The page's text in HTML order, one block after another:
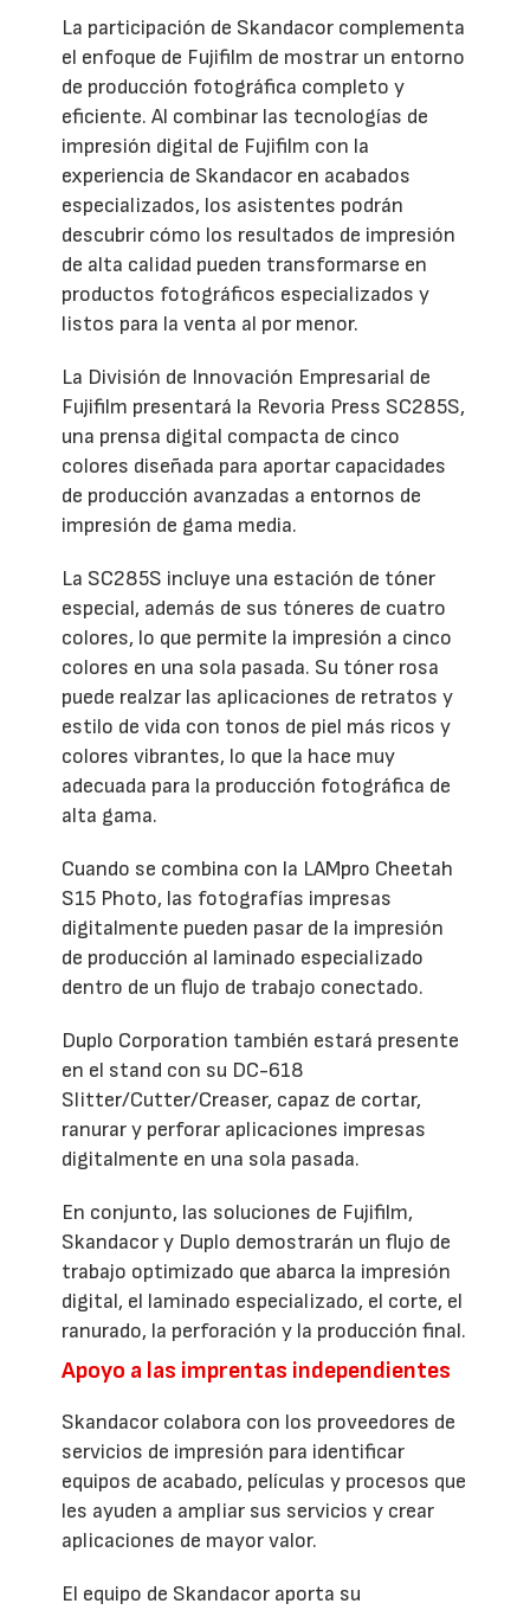
La participación de Skandacor complementa
el enfoque de Fujifilm de mostrar un entorno
de producción fotográfica completo y
eficiente. Al combinar las tecnologías de
impresión digital de Fujifilm con la
experiencia de Skandacor en acabados
especializados, los asistentes podrán
descubrir cómo los resultados de impresión
de alta calidad pueden transformarse en
productos fotográficos especializados y
listos para la venta al por menor.
La División de Innovación Empresarial de
Fujifilm presentará la Revoria Press SC285S,
una prensa digital compacta de cinco
colores diseñada para aportar capacidades
de producción avanzadas a entornos de
impresión de gama media.
La SC285S incluye una estación de tóner
especial, además de sus tóneres de cuatro
colores, lo que permite la impresión a cinco
colores en una sola pasada. Su tóner rosa
puede realzar las aplicaciones de retratos y
estilo de vida con tonos de piel más ricos y
colores vibrantes, lo que la hace muy
adecuada para la producción fotográfica de
alta gama.
Cuando se combina con la LAMpro Cheetah
S15 Photo, las fotografías impresas
digitalmente pueden pasar de la impresión
de producción al laminado especializado
dentro de un flujo de trabajo conectado.
Duplo Corporation también estará presente
en el stand con su DC-618
Slitter/Cutter/Creaser, capaz de cortar,
ranurar y perforar aplicaciones impresas
digitalmente en una sola pasada.
En conjunto, las soluciones de Fujifilm,
Skandacor y Duplo demostrarán un flujo de
trabajo optimizado que abarca la impresión
digital, el laminado especializado, el corte, el
ranurado, la perforación y la producción final.
Apoyo a las imprentas independientes
Skandacor colabora con los proveedores de
servicios de impresión para identificar
equipos de acabado, películas y procesos que
les ayuden a ampliar sus servicios y crear
aplicaciones de mayor valor.
El equipo de Skandacor aporta su